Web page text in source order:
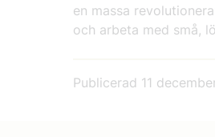
en massa
och arbeta med små,
Publicerad 11